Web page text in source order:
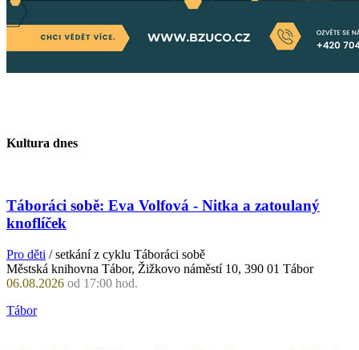
Kultura dnes
Táboráci sobě: Eva Volfová - Nitka a zatoulaný
knoflíček
Pro děti / setkání z cyklu Táboráci sobě
Městská knihovna Tábor, Žižkovo náměstí 10, 390 01 Tábor
06.08.2026 od 17:00 hod.
Tábor